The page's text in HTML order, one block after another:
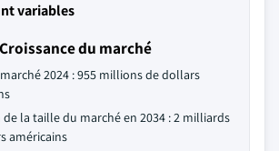
variables
du marché
2024 : 955 millions de dollars
de la taille du marché en 2034 : 2 milliards
américains